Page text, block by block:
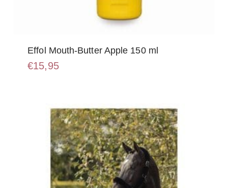
Effol Mouth-Butter Apple 150 ml
€15,95